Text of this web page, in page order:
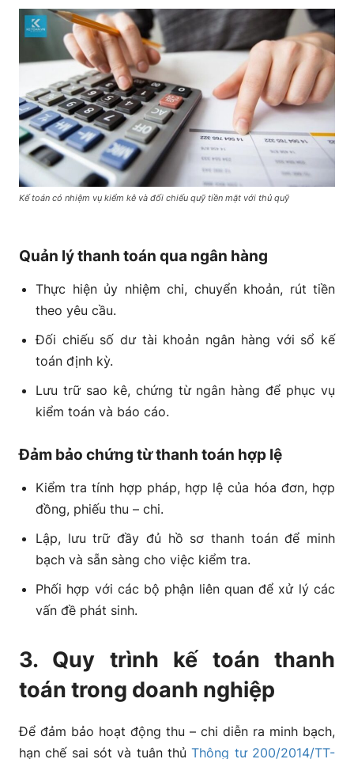
Kế toán có nhiệm vụ kiểm kê và đối chiếu quỹ tiền mặt với thủ quỹ
Quản lý thanh toán qua ngân hàng
Thực hiện ủy nhiệm chi, chuyển khoản, rút tiền
theo yêu cầu.
Đối chiếu số dư tài khoản ngân hàng với sổ kế
toán định kỳ.
Lưu trữ sao kê, chứng từ ngân hàng để phục vụ
kiểm toán và báo cáo.
Đảm bảo chứng từ thanh toán hợp lệ
Kiểm tra tính hợp pháp, hợp lệ của hóa đơn, hợp
đồng, phiếu thu – chi.
Lập, lưu trữ đầy đủ hồ sơ thanh toán để minh
bạch và sẵn sàng cho việc kiểm tra.
Phối hợp với các bộ phận liên quan để xử lý các
vấn đề phát sinh.
3. Quy trình kế toán thanh
toán trong doanh nghiệp
Để đảm bảo hoạt động thu – chi diễn ra minh bạch,
hạn chế sai sót và tuân thủThông tư 200/2014/TT-